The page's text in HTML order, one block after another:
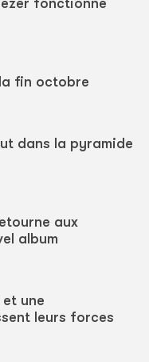
fonctionne
fin octobre
dans la pyramide
aux
album
une
leurs forces